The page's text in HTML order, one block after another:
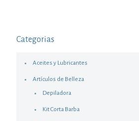
Categorias
Aceites y Lubricantes
Artículos de Belleza
Depiladora
Kit Corta Barba